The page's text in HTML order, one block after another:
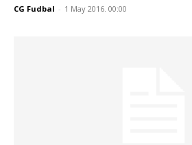
CG Fudbal - 1 May 2016. 00:00